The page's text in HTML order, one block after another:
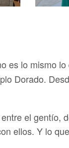
es lo mismo
Dorado.
el gentío,
ellos. Y lo